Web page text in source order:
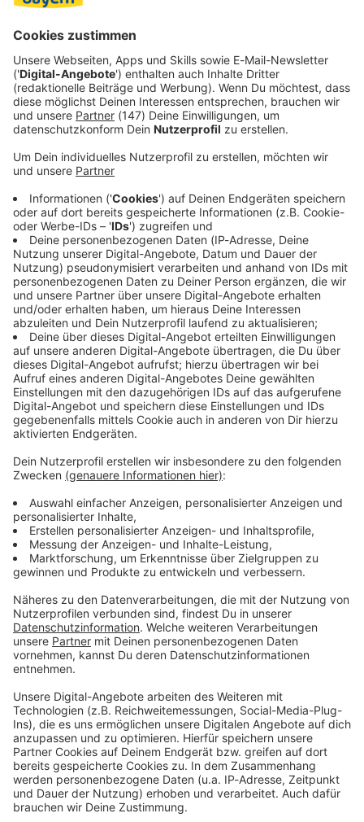
Community in der Christopher Street in New York City
(USA) von 1969 und steht für die Sichtbarmachung und
Immer auf dem Laufenden
bleiben!
Verpass' nichts mehr - mit unserem kostenlosen
ANTENNE BAYERN Newsletter. Ob Nachrichten,
Lifestyle oder unsere neuesten Aktionen - wir
informieren dich.
Zum Newsletter anmelden
Du möchtest uns etwas sagen?
Studio Hotline
Kontaktformular
Sprachnachricht